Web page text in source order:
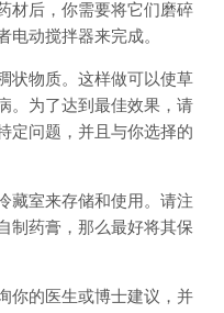
材后，你需要将它们磨碎
电动搅拌器来完成。
状物质。这样做可以使草
。为了达到最佳效果，请
定问题，并且与你选择的
藏室来存储和使用。请注
制药膏，那么最好将其保
你的医生或博士建议，并